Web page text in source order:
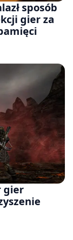
sposób
gier za
gier